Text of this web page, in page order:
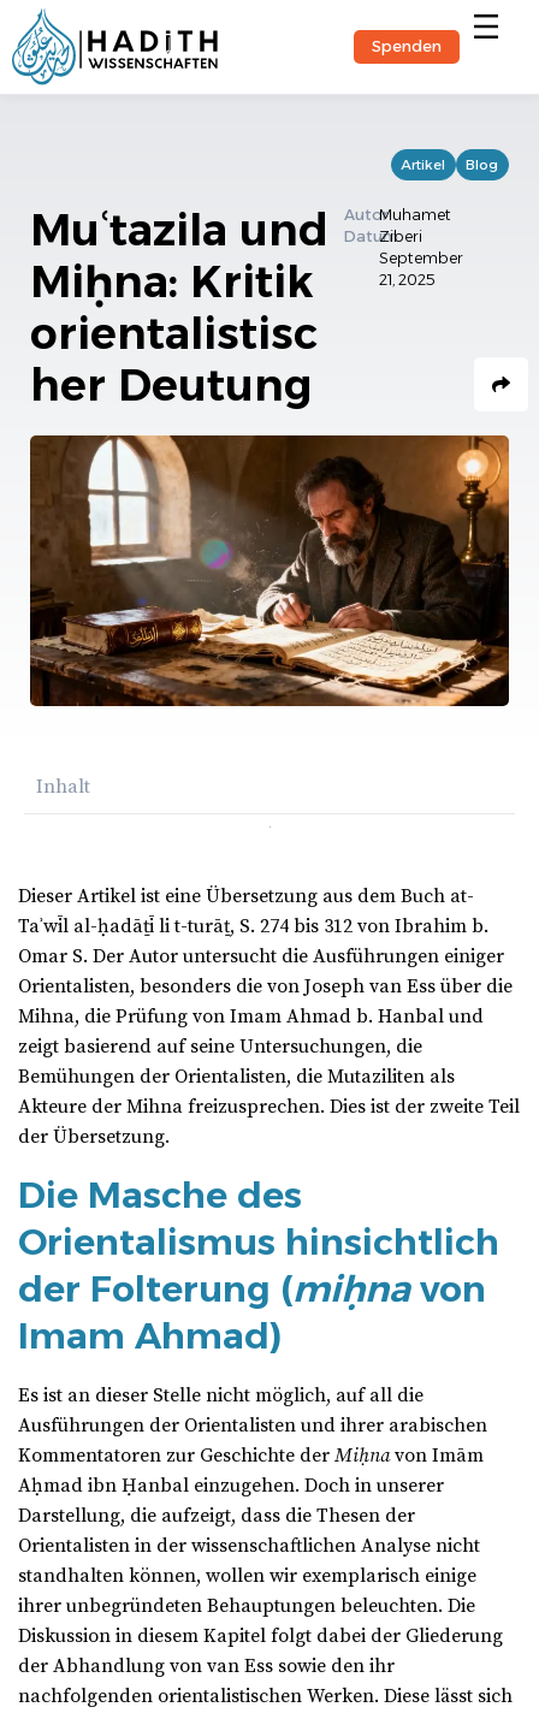
Spenden
Blog
Artikel
Muʿtazila und
Miḥna: Kritik
orientalistisc
her Deutung
Autor
Datum
Muhamet
Ziberi
September
21, 2025
Inhalt
Dieser Artikel ist eine Übersetzung aus dem Buch at-
Taʾwīl al-ḥadāṯī li t-turāṯ, S. 274 bis 312 von Ibrahim b.
Omar S. Der Autor untersucht die Ausführungen einiger
Orientalisten, besonders die von Joseph van Ess über die
Mihna, die Prüfung von Imam Ahmad b. Hanbal und
zeigt basierend auf seine Untersuchungen, die
Bemühungen der Orientalisten, die Mutaziliten als
Akteure der Mihna freizusprechen. Dies ist der zweite Teil
der Übersetzung.
Die Masche des
Orientalismus hinsichtlich
der Folterung (miḥnavon
Imam Ahmad)
Es ist an dieser Stelle nicht möglich, auf all die
Ausführungen der Orientalisten und ihrer arabischen
Kommentatoren zur Geschichte der Miḥnavon Imām
Aḥmad ibn Ḥanbal einzugehen. Doch in unserer
Darstellung, die aufzeigt, dass die Thesen der
Orientalisten in der wissenschaftlichen Analyse nicht
standhalten können, wollen wir exemplarisch einige
ihrer unbegründeten Behauptungen beleuchten. Die
Diskussion in diesem Kapitel folgt dabei der Gliederung
der Abhandlung von van Ess sowie den ihr
nachfolgenden orientalistischen Werken. Diese lässt sich